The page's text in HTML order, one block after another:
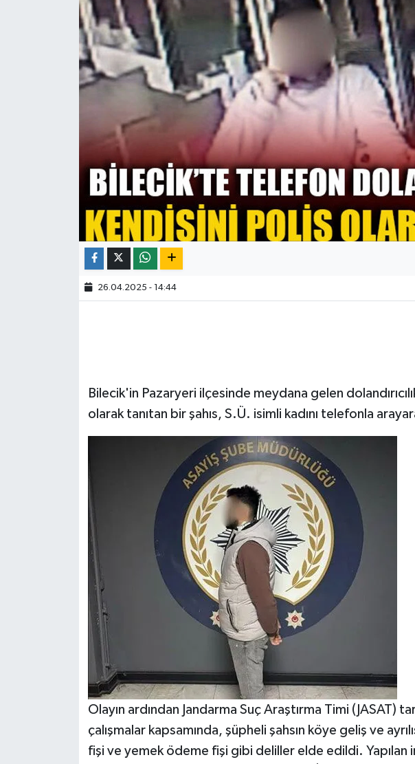
26.04.2025 - 14:44
Bilecik'in Pazaryeri ilçesinde meydana gelen
olarak tanıtan bir şahıs, S.Ü. isimli kadını telefonla
Olayın ardından Jandarma Suç Araştırma Timi (JASAT)
çalışmalar kapsamında, şüpheli şahsın köye geliş ve
fişi ve yemek ödeme fişi gibi deliller elde edildi. Yapılan